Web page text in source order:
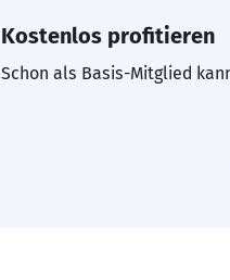
Kostenlos profitieren
Schon als Basis-Mitglied